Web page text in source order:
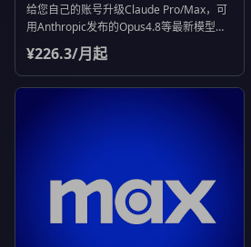
给您自己的账号升级Claude Pro/Max，可
用Anthropic发布的Opus4.8等最新模型，
可用Claude Code
¥226.3/月起